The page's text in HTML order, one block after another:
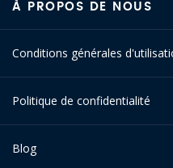
À PROPOS DE NOUS
Conditions générales
Politique de confidentialité
Blog